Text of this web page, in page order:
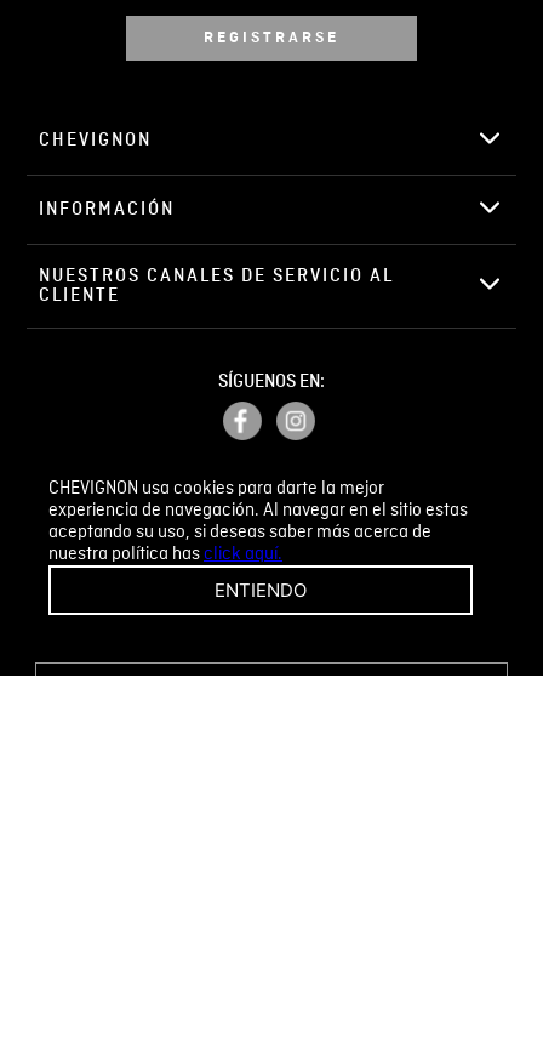
CHEVIGNON usa cookies para darte la mejor
experiencia de navegación. Al navegar en el sitio estas
aceptando su uso, si deseas saber más acerca de
nuestra política hasclick aquí.
ENTIENDO
ENVIAR COMENTARIO
REGISTRARSE
CHEVIGNON
INFORMACIÓN
NUESTROS CANALES DE SERVICIO AL
CLIENTE
SÍGUENOS EN:
PETICIONES, QUEJAS Y RECLAMOS
¡CAMBIOS Y DEVOLUCIONES FÁCILES!